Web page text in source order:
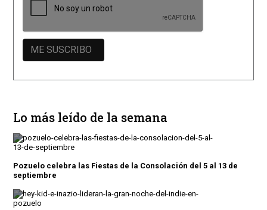
Lo más leído de la semana
Pozuelo celebra las Fiestas de la Consolación del 5 al 13 de
septiembre